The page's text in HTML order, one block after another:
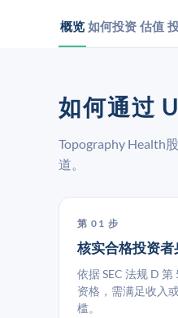
概览 如何投资 估值
如何通过
Topography Health
道。
第 01 步
核实合格投资者
依据 SEC 法规 D 第
资格，需满足收入
槛。